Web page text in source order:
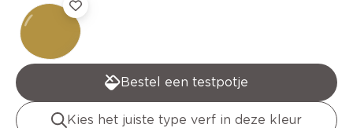
Bestel een testpotje
Kies het juiste type verf in deze kleur